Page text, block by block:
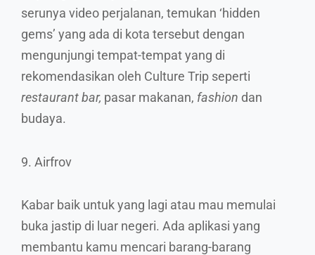
serunya video perjalanan, temukan ‘hidden
gems’ yang ada di kota tersebut dengan
mengunjungi tempat-tempat yang di
rekomendasikan oleh Culture Trip seperti
restaurant bar, pasar makanan, fashion dan
budaya.
9. Airfrov
Kabar baik untuk yang lagi atau mau memulai
buka jastip di luar negeri. Ada aplikasi yang
membantu kamu mencari barang-barang